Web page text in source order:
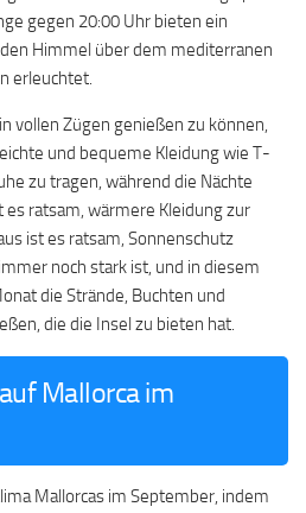
gegen 20:00 Uhr bieten ein
Himmel über dem mediterranen
erleuchtet.
vollen Zügen genießen zu können,
und bequeme Kleidung wie T-
zu tragen, während die Nächte
es ratsam, wärmere Kleidung zur
ist es ratsam, Sonnenschutz
noch stark ist, und in diesem
die Strände, Buchten und
die die Insel zu bieten hat.
Mallorca im
Mallorcas im September, indem